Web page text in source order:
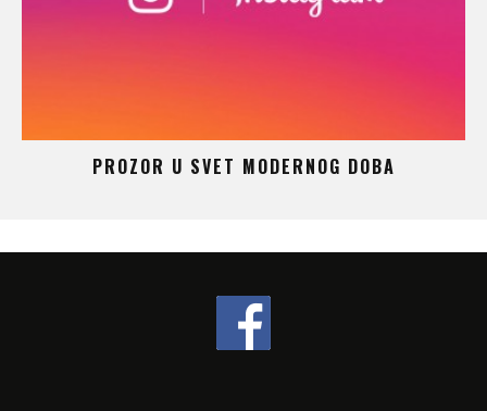
PROZOR U SVET MODERNOG DOBA